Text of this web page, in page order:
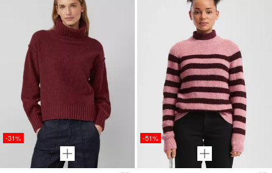
-31% -51%